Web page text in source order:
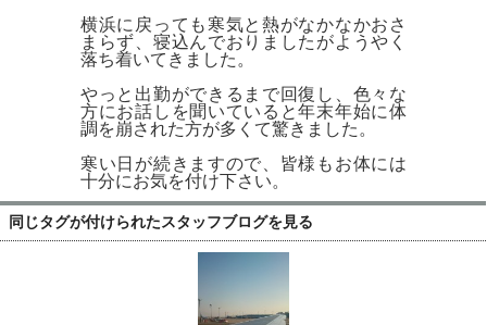
横浜に戻っても寒気と熱がなかなかおさ
まらず、寝込んでおりましたがようやく
落ち着いてきました。
やっと出勤ができるまで回復し、色々な
方にお話しを聞いていると年末年始に体
調を崩された方が多くて驚きました。
寒い日が続きますので、皆様もお体には
十分にお気を付け下さい。
同じタグが付けられたスタッフブログを見る
サンプルをご希望の方